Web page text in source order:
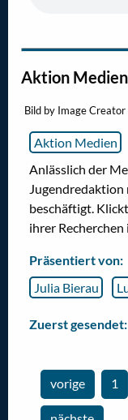
Aktion
Bild by Image Creator
Aktion Medien
Anlässlich der
Jugendredaktion
beschäftigt.
ihrer
Präsentiert von:
Julia Bierau
Zuerst gesendet:
vorige
Seite
1